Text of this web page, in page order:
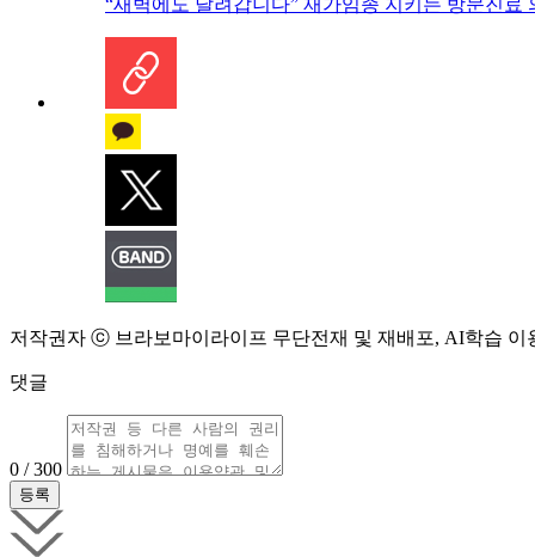
“새벽에도 달려갑니다” 재가임종 지키는 방문진료
저작권자 ⓒ 브라보마이라이프 무단전재 및 재배포, AI학습 이
댓글
0 / 300